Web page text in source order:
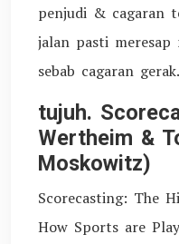
penjudi & cagaran
jalan pasti meresap
sebab cagaran gerak.
tujuh.
Wertheim &
Moskowitz)
Scorecasting: The
How Sports are